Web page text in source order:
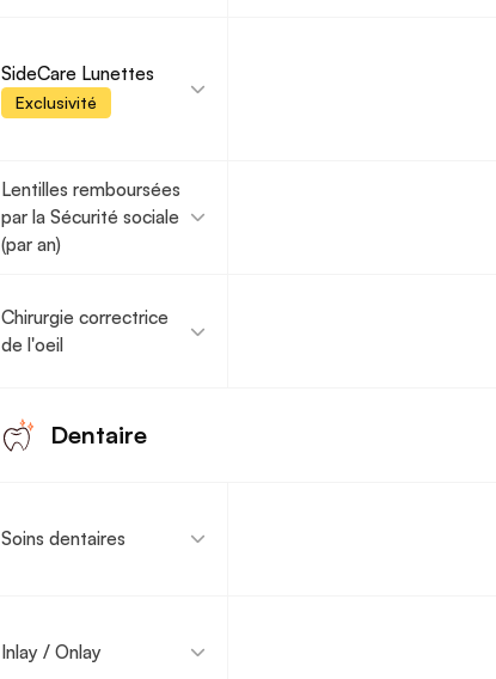
SideCare Lunettes
Exclusivité
Lentilles remboursées
par la Sécurité sociale
(par an)
Chirurgie correctrice
de l'oeil
Dentaire
Soins dentaires
Inlay / Onlay